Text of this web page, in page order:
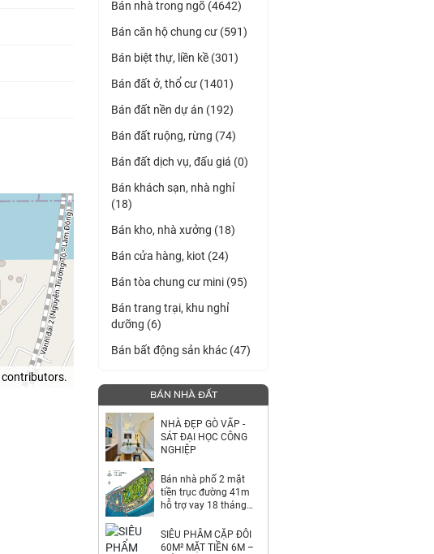
contributors.
Bán nhà trong ngõ (4642)
Bán căn hộ chung cư (591)
Bán biệt thự, liền kề (301)
Bán đất ở, thổ cư (1401)
Bán đất nền dự án (192)
Bán đất ruộng, rừng (74)
Bán đất dịch vụ, đấu giá (0)
Bán khách sạn, nhà nghỉ
(18)
Bán kho, nhà xưởng (18)
Bán cửa hàng, kiot (24)
Bán tòa chung cư mini (95)
Bán trang trại, khu nghỉ
dưỡng (6)
Bán bất động sản khác (47)
BÁN NHÀ ĐẤT
NHÀ ĐẸP GÒ VẤP -
SÁT ĐẠI HỌC CÔNG
NGHIỆP
Bán nhà phố 2 mặt
tiền trục đường 41m
hỗ trợ vay 18 tháng
SIÊU PHẨM CẶP ĐÔI
60M² MẶT TIỀN 6M –